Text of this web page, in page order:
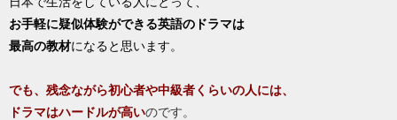
お手軽に疑似体験ができる英語のドラマは
最高の教材になると思います。
でも、残念ながら初心者や中級者くらいの人には、
ドラマはハードルが高いのです。